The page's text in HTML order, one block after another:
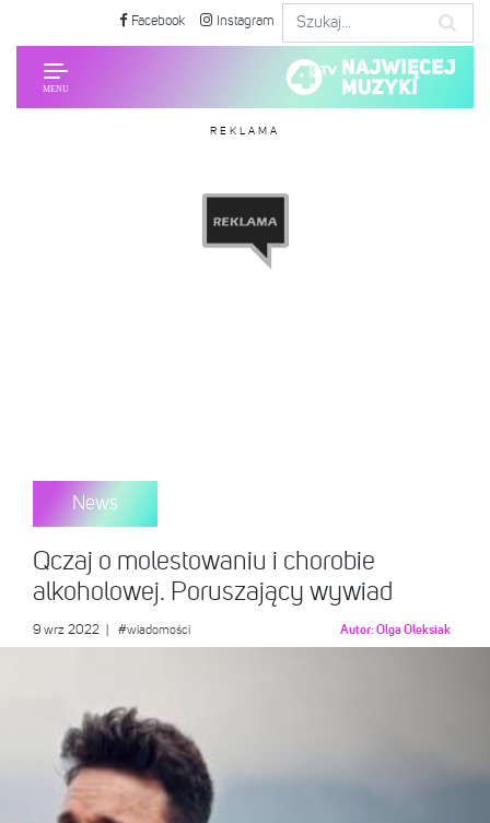
Facebook Instagram
REKLAMA
News
Qczaj o molestowaniu i chorobie
alkoholowej. Poruszający wywiad
9 wrz 2022 #wiadomości Autor:Olga Oleksiak